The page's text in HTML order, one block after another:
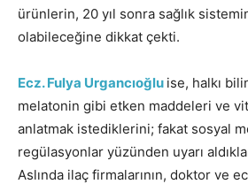
ürünlerin, 20 yıl sonra sağlık
olabileceğine dikkat çekti.
Ecz. Fulya Urgancıoğlu ise, halkı
melatonin gibi etken maddeleri ve
anlatmak istediklerini; fakat sosyal
regülasyonlar yüzünden uyarı
Aslında ilaç firmalarının, doktor ve